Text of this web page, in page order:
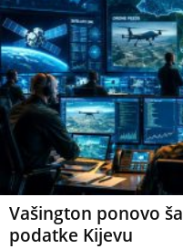
Vašington ponovo
podatke Kijevu